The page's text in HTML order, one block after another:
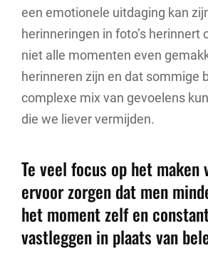
een emotionele uitdaging kan
herinneringen in foto’s herinnert
niet alle momenten even
herinneren zijn en dat sommige
complexe mix van gevoelens
die we liever vermijden.
Te veel focus op het maken
ervoor zorgen dat men
het moment zelf en
vastleggen in plaats van